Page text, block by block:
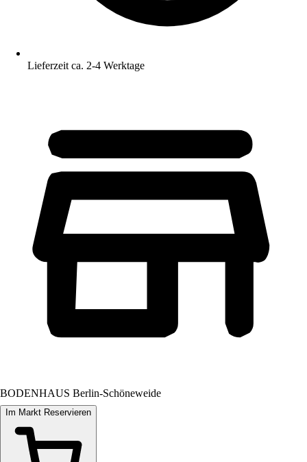
Lieferzeit ca. 2-4 Werktage
BODENHAUS Berlin-Schöneweide
Im Markt Reservieren